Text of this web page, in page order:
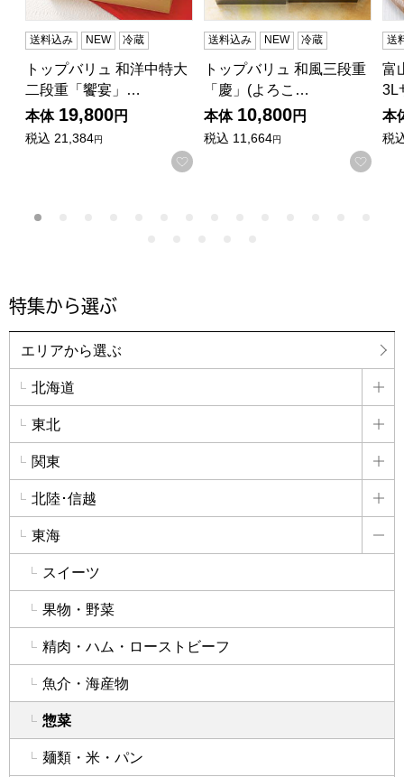
送料込み NEW 冷蔵
トップバリュ 和洋中特大
二段重「饗宴」…
本体 19,800円
税込 21,384円
お気に入りに登録する
送料込み NEW 冷蔵
トップバリュ 和風三段重
「慶」(よろこ…
本体 10,800円
税込 11,664円
お気
送
富
3L
本
税
特集から選ぶ
エリアから選ぶ
北海道
詳
東北
詳
関東
詳
北陸･信越
詳
東海
スイーツ
果物・野菜
精肉・ハム・ローストビーフ
魚介・海産物
惣菜
麺類・米・パン